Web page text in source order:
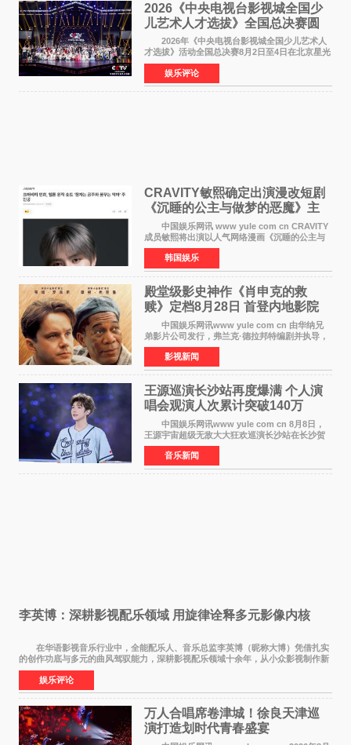
2026《中央电视台影视城全国少
儿艺术人才选拔》全国总决赛圆
满落幕
2026年《中央电视台影视城全国少儿艺术人
才选拔》活动全国总决赛8月2日至4日在北京星光
影视园成功举办！ 活动于8月2日迎来全国总
决赛的盛大开幕。一年一度的该项活动依然延续
着经典的四大板
娱乐评论
CRAVITY敏熙确定出演漫改短剧
《沉睡的公主与做梦的恶魔》主
人公
中国娱乐网讯 www yule com cn CRAVITY
成员敏熙将出演以人气网络漫画《沉睡的公主与
做梦的恶魔》为原作的短剧，担任主人公。
该短剧讲述了一直照顾陷入沉睡状态女友的吴
敏，在夜空中看
韩国娱乐
殿堂级影史神作《肖申克的救
赎》定档8月28日 首登内地影院
中国娱乐网讯www yule com cn 由华纳兄
弟影片公司发行，弗兰克·德拉邦特编剧并执导，
蒂姆·罗宾斯、摩根·弗里曼主演的影史传世经典
《肖申克的救赎》（The Shawshank
Redemption）今日发布
影视新闻
王源巡演长沙站再度爆满 个人演
唱会观演人次累计突破140万
中国娱乐网讯www yule com cn 8月8日，
王源宇宙超级无敌大大狂欢巡演长沙站在长沙贺
龙体育场唱响，这也是王源个人巡演首次登陆长
沙。十年前，王源曾在这座熟悉的城市举办16岁
生日会，从当初的
音乐新闻
李英博：深耕影视配乐领域 用旋律诠释多元影像内核
在华语影视音乐行业中，全能配乐人、音乐总监李英博（昵称大博）凭借扎实
的创作功底与多元的曲风驾驭能力，深耕影视配乐领域十余年，从小众影视制作新
人成长为横跨主旋律电影、动画番剧、网剧
娱乐评论
万人合唱席卷津城！徐良天津巡
演打造划时代青春盛宴